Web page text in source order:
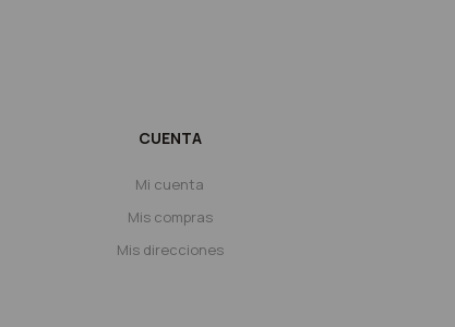
CUENTA
Mi cuenta
Mis compras
Mis direcciones